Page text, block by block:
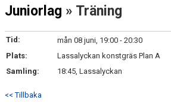
MATCHER
TABELL & RESULTAT
Juniorlag » Träning
Tid:
mån 08 juni, 19:00 - 20:30
Plats:
Lassalyckan konstgräs Plan A
Samling:
18:45, Lassalyckan
<< Tillbaka